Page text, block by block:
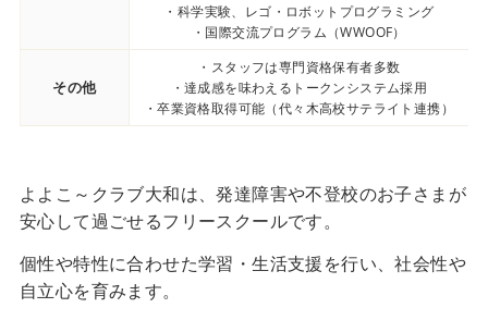
・科学実験、レゴ・ロボットプログラミング
・国際交流プログラム（WWOOF）
その他
・スタッフは専門資格保有者多数
・達成感を味わえるトークンシステム採用
・卒業資格取得可能（代々木高校サテライト連携）
よよこ～クラブ大和は、発達障害や不登校のお子さまが
安心して過ごせるフリースクールです。
個性や特性に合わせた学習・生活支援を行い、社会性や
自立心を育みます。